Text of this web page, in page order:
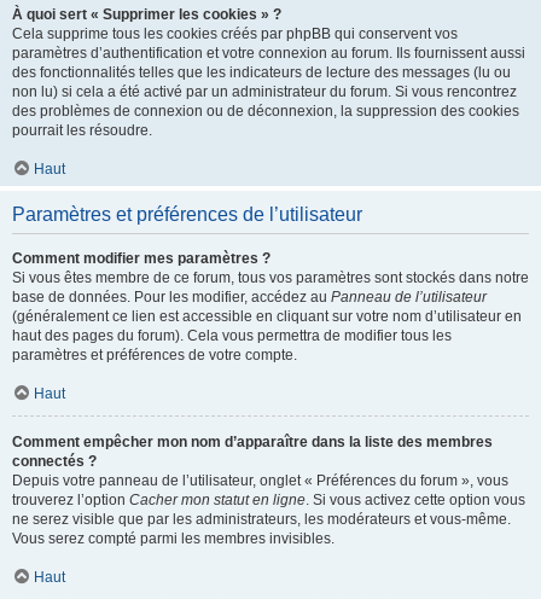
À quoi sert « Supprimer les cookies » ?
Cela supprime tous les cookies créés par phpBB qui conservent vos
paramètres d’authentification et votre connexion au forum. Ils fournissent aussi
des fonctionnalités telles que les indicateurs de lecture des messages (lu ou
non lu) si cela a été activé par un administrateur du forum. Si vous rencontrez
des problèmes de connexion ou de déconnexion, la suppression des cookies
pourrait les résoudre.
Haut
Paramètres et préférences de l’utilisateur
Comment modifier mes paramètres ?
Si vous êtes membre de ce forum, tous vos paramètres sont stockés dans notre
base de données. Pour les modifier, accédez au Panneau de l’utilisateur
(généralement ce lien est accessible en cliquant sur votre nom d’utilisateur en
haut des pages du forum). Cela vous permettra de modifier tous les
paramètres et préférences de votre compte.
Haut
Comment empêcher mon nom d’apparaître dans la liste des membres
connectés ?
Depuis votre panneau de l’utilisateur, onglet « Préférences du forum », vous
trouverez l’option Cacher mon statut en ligne. Si vous activez cette option vous
ne serez visible que par les administrateurs, les modérateurs et vous-même.
Vous serez compté parmi les membres invisibles.
Haut